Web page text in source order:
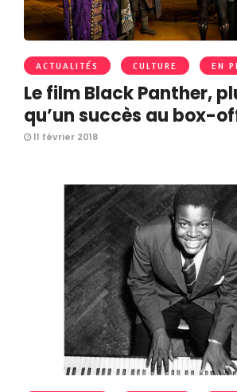
ACTUALITÉS CULTURE EN
Le film Black Panther,
qu’un succès au box-
11 février 2018